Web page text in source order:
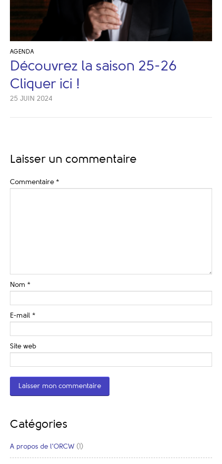
AGENDA
Découvrez la saison 25-26
Cliquer ici !
25 JUIN 2024
Laisser un commentaire
Commentaire *
Nom *
E-mail *
Site web
Catégories
A propos de l'ORCW (1)